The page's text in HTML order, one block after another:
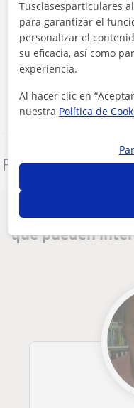
Al hacer clic, aceptas nuestro
Denunciar este
Otros
que pueden
Tusclasesparticulares
para garantizar el
personalizar el
su eficacia, así como
experiencia.
Al hacer clic en
nuestra Política de